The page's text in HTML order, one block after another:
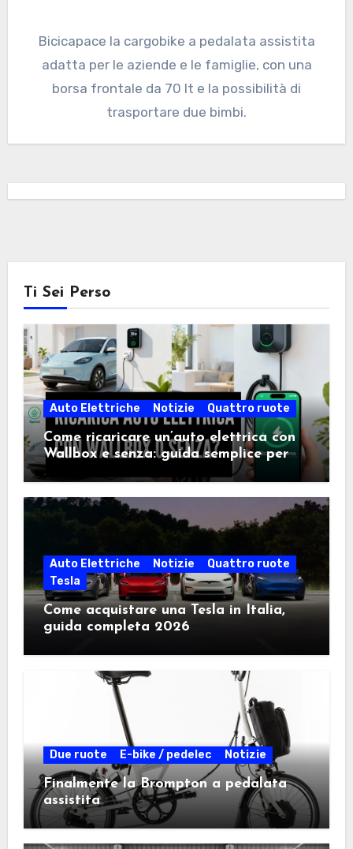
Bicicapace la cargobike a pedalata assistita
adatta per le aziende e le famiglie, con una
borsa frontale da 70 lt e la possibilità di
trasportare due bimbi.
Ti Sei Perso
Auto Elettriche Notizie Quattro ruote
Come ricaricare un’auto elettrica con
Wallbox e senza: guida semplice per
scegliere la soluzione giusta
Auto Elettriche Notizie
Quattro ruote
Tesla
Come acquistare una Tesla in Italia,
guida completa 2026
Due ruote E-bike / pedelec Notizie
Finalmente la Brompton a pedalata
assistita